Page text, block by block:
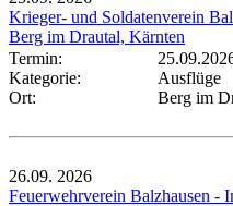
Krieger- und Soldatenverein
Berg im Drautal, Kärnten
Termin:
Kategorie:
Ausflüge
Ort:
Berg im
26.09. 2026
Feuerwehrverein Balzhausen -